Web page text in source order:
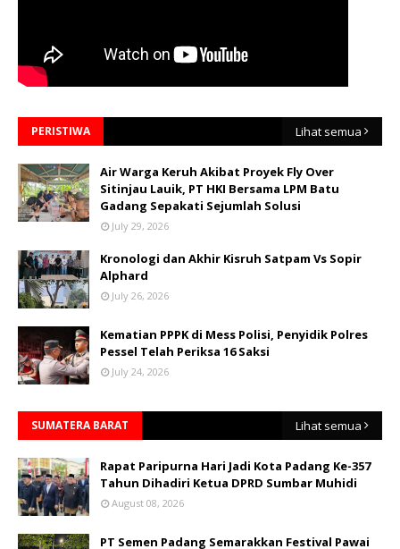
PERISTIWA Lihat semua
Air Warga Keruh Akibat Proyek Fly Over
Sitinjau Lauik, PT HKI Bersama LPM Batu
Gadang Sepakati Sejumlah Solusi
July 29, 2026
Kronologi dan Akhir Kisruh Satpam Vs Sopir
Alphard
July 26, 2026
Kematian PPPK di Mess Polisi, Penyidik Polres
Pessel Telah Periksa 16 Saksi
July 24, 2026
SUMATERA BARAT Lihat semua
Rapat Paripurna Hari Jadi Kota Padang Ke-357
Tahun Dihadiri Ketua DPRD Sumbar Muhidi
August 08, 2026
PT Semen Padang Semarakkan Festival Pawai